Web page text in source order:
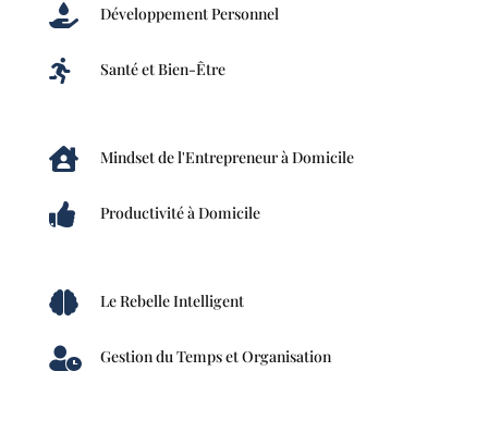
 Développement Personnel
 Santé et Bien-Être
 Mindset de l'Entrepreneur à Domicile
 Productivité à Domicile
 Le Rebelle Intelligent
 Gestion du Temps et Organisation